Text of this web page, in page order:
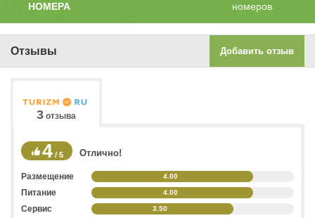
НОМЕРА номеров
Отзывы Добавить отзыв
3 отзыва
4 / 5 Отлично!
Размещение 4.00
Питание 4.00
Сервис 3.50